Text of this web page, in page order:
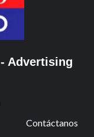
- Advertising
Contáctanos